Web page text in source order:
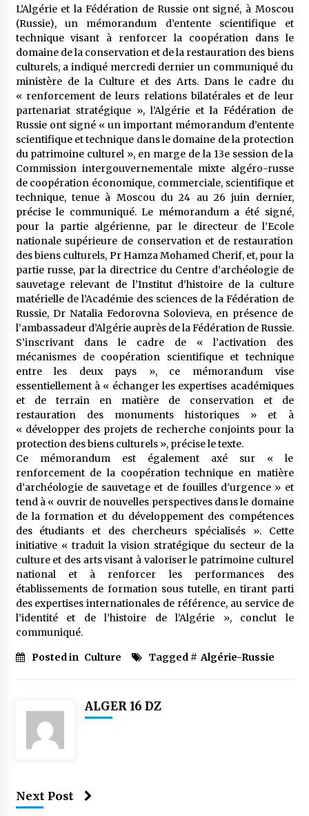
meilleur prêche du vendredi
2 semaines ago
Droit à l’affiliation au régime national de
retraite : Coup d’envoi d’une campagne de
sensibilisation au profit de la communauté
nationale à l’étranger
2 semaines ago
Lancement d’une campagne nationale de
sensibilisation sur la lutte contre le travail
informel
2 semaines ago
Première voiture de course conçue et
fabriquée localement : Une équipe d’étudiants
algériens participe à une compétition
internationale
3 semaines ago
Université Alger 3 : Lancement d’un master à
cursus intégré à la licence en communication
en langue amazighe
3 semaines ago
L’Algérie et la Fédération de Russie ont signé, à Moscou
(Russie), un mémorandum d’entente scientifique et
technique visant à renforcer la coopération dans le
domaine de la conservation et de la restauration des biens
culturels, a indiqué mercredi dernier un communiqué du
ministère de la Culture et des Arts. Dans le cadre du
« renforcement de leurs relations bilatérales et de leur
partenariat stratégique », l’Algérie et la Fédération de
Russie ont signé « un important mémorandum d’entente
scientifique et technique dans le domaine de la protection
du patrimoine culturel », en marge de la 13e session de la
Commission intergouvernementale mixte algéro-russe
de coopération économique, commerciale, scientifique et
technique, tenue à Moscou du 24 au 26 juin dernier,
précise le communiqué. Le mémorandum a été signé,
pour la partie algérienne, par le directeur de l’Ecole
nationale supérieure de conservation et de restauration
des biens culturels, Pr Hamza Mohamed Cherif, et, pour la
partie russe, par la directrice du Centre d’archéologie de
sauvetage relevant de l’Institut d’histoire de la culture
matérielle de l’Académie des sciences de la Fédération de
Russie, Dr Natalia Fedorovna Solovieva, en présence de
l’ambassadeur d’Algérie auprès de la Fédération de Russie.
S’inscrivant dans le cadre de « l’activation des
mécanismes de coopération scientifique et technique
entre les deux pays », ce mémorandum vise
essentiellement à « échanger les expertises académiques
et de terrain en matière de conservation et de
restauration des monuments historiques » et à
« développer des projets de recherche conjoints pour la
protection des biens culturels », précise le texte.
Ce mémorandum est également axé sur « le
renforcement de la coopération technique en matière
d’archéologie de sauvetage et de fouilles d’urgence » et
tend à « ouvrir de nouvelles perspectives dans le domaine
de la formation et du développement des compétences
des étudiants et des chercheurs spécialisés ». Cette
initiative « traduit la vision stratégique du secteur de la
culture et des arts visant à valoriser le patrimoine culturel
national et à renforcer les performances des
établissements de formation sous tutelle, en tirant parti
des expertises internationales de référence, au service de
l’identité et de l’histoire de l’Algérie », conclut le
communiqué.
Posted in Culture Tagged # Algérie-Russie
ALGER 16 DZ
Next Post